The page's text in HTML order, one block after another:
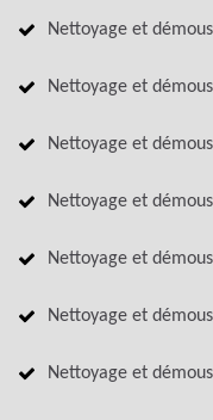
Nettoyage et
Nettoyage et
Nettoyage et
Nettoyage et
Nettoyage et
Nettoyage et
Nettoyage et